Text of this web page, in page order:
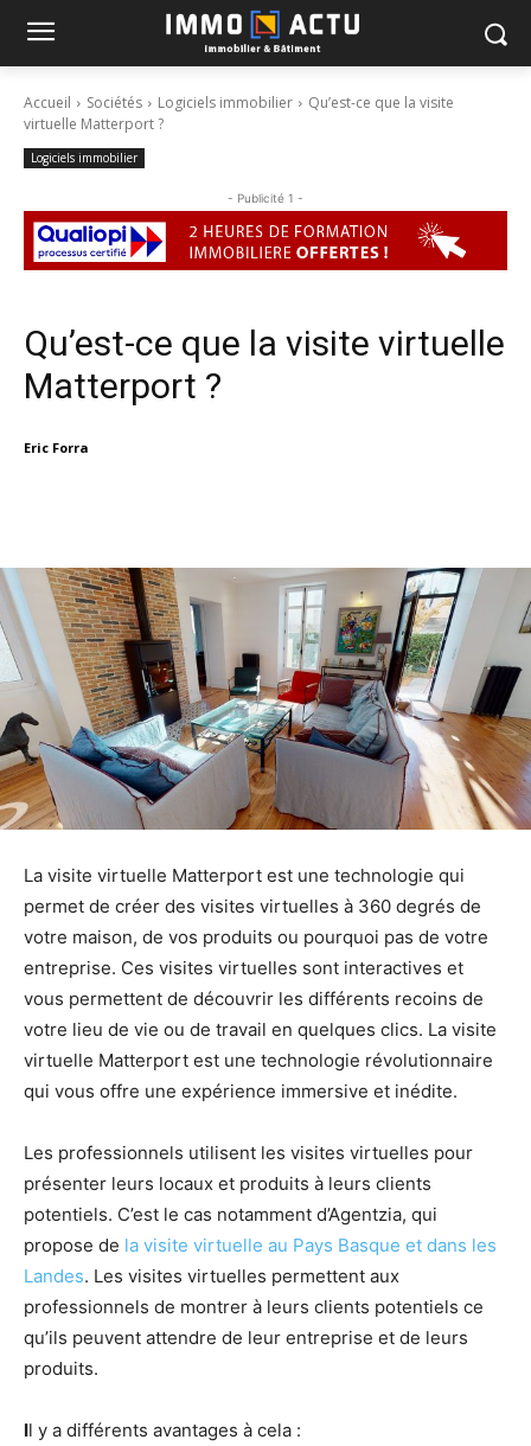
Accueil Sociétés Logiciels immobilier
Qu’est-ce que la visite
virtuelle Matterport ?
Logiciels immobilier
- Publicité 1 -
Qu’est-ce que la visite virtuelle
Matterport ?
Eric Forra
La visite virtuelle Matterport est une technologie qui
permet de créer des visites virtuelles à 360 degrés de
votre maison, de vos produits ou pourquoi pas de votre
entreprise. Ces visites virtuelles sont interactives et
vous permettent de découvrir les différents recoins de
votre lieu de vie ou de travail en quelques clics. La visite
virtuelle Matterport est une technologie révolutionnaire
qui vous offre une expérience immersive et inédite.
Les professionnels utilisent les visites virtuelles pour
présenter leurs locaux et produits à leurs clients
potentiels. C’est le cas notamment d’Agentzia, qui
propose de la visite virtuelle au Pays Basque et dans les
Landes. Les visites virtuelles permettent aux
professionnels de montrer à leurs clients potentiels ce
qu’ils peuvent attendre de leur entreprise et de leurs
produits.
Il y a différents avantages à cela :